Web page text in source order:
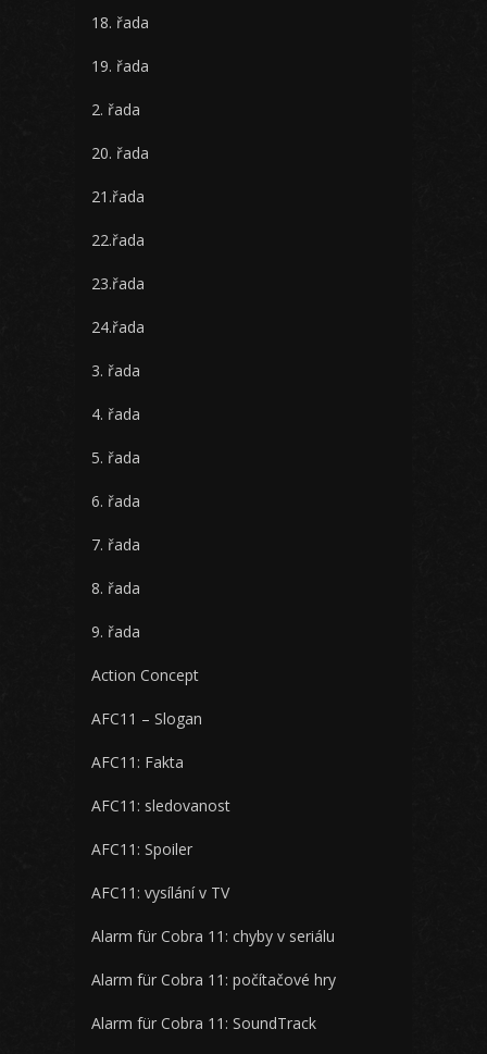
18. řada
19. řada
2. řada
20. řada
21.řada
22.řada
23.řada
24.řada
3. řada
4. řada
5. řada
6. řada
7. řada
8. řada
9. řada
Action Concept
AFC11 – Slogan
AFC11: Fakta
AFC11: sledovanost
AFC11: Spoiler
AFC11: vysílání v TV
Alarm für Cobra 11: chyby v seriálu
Alarm für Cobra 11: počítačové hry
Alarm für Cobra 11: SoundTrack